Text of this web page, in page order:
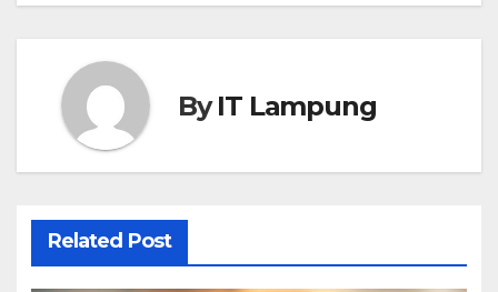
ByIT Lampung
Related Post